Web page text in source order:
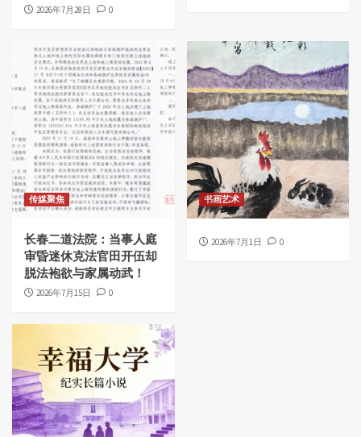
2026年7月28日 0
传媒聚焦
长春二道法院：当事人庭
审昏迷休克法官田开伍却
脱法袍欲与家属动武！
2026年7月15日 0
书画艺术
2026年7月1日 0